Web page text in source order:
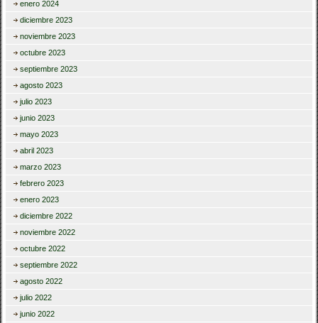
enero 2024
diciembre 2023
noviembre 2023
octubre 2023
septiembre 2023
agosto 2023
julio 2023
junio 2023
mayo 2023
abril 2023
marzo 2023
febrero 2023
enero 2023
diciembre 2022
noviembre 2022
octubre 2022
septiembre 2022
agosto 2022
julio 2022
junio 2022